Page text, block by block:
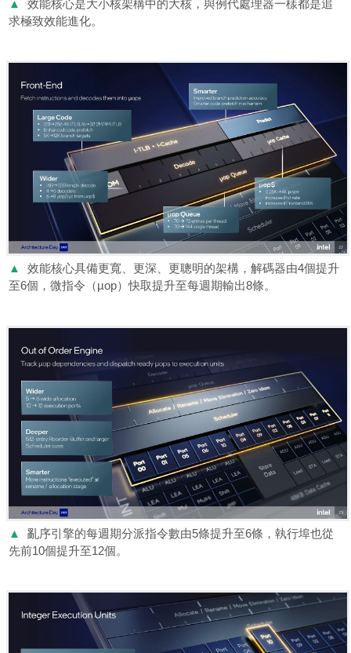
▲
效能核心是大小核架構中的大核，與例代處理器一樣都是追
求極致效能進化。
▲
效能核心具備更寬、更深、更聰明的架構，解碼器由4個提升
至6個，微指令（µop）快取提升至每週期輸出8條。
▲
亂序引擎的每週期分派指令數由5條提升至6條，執行埠也從
先前10個提升至12個。